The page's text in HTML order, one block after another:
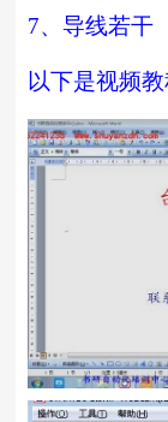
7、导线若干
以下是视频